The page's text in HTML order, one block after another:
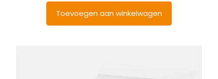
Toevoegen aan winkelwagen